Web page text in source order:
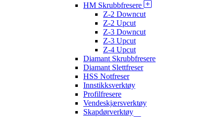
HM Skrubbfresere
Z-2 Downcut
Z-2 Upcut
Z-3 Downcut
Z-3 Upcut
Z-4 Upcut
Diamant Skrubbfresere
Diamant Slettfreser
HSS Notfreser
Innstikksverktøy
Profilfresere
Vendeskjærsverktøy
Skapdørverktøy